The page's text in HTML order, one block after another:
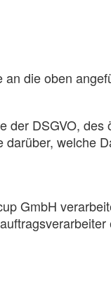
die oben
der DSGVO, des
welche
GmbH